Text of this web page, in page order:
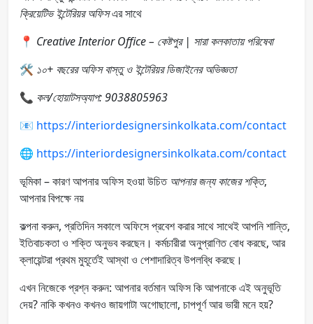
ক্রিয়েটিভ ইন্টেরিয়র অফিসএর সাথে
📍 Creative Interior Office – কেষ্টপুর | সারা কলকাতায় পরিষেবা
🛠️ ১০+ বছরের অফিস বাস্তু ও ইন্টেরিয়র ডিজাইনের অভিজ্ঞতা
📞 কল/হোয়াটসঅ্যাপ: 9038805963
📧 https://interiordesignersinkolkata.com/contact
🌐 https://interiordesignersinkolkata.com/contact
ভূমিকা – কারণ আপনার অফিস হওয়া উচিত আপনার জন্য কাজের শক্তি,
আপনার বিপক্ষে নয়
কল্পনা করুন, প্রতিদিন সকালে অফিসে প্রবেশ করার সাথে সাথেই আপনি শান্তি,
ইতিবাচকতা ও শক্তি অনুভব করছেন। কর্মচারীরা অনুপ্রাণিত বোধ করছে, আর
ক্লায়েন্টরা প্রথম মুহূর্তেই আস্থা ও পেশাদারিত্ব উপলব্ধি করছে।
এখন নিজেকে প্রশ্ন করুন: আপনার বর্তমান অফিস কি আপনাকে এই অনুভূতি
দেয়? নাকি কখনও কখনও জায়গাটা অগোছালো, চাপপূর্ণ আর ভারী মনে হয়?